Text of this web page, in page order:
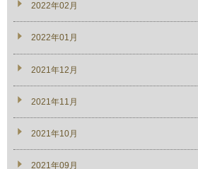
2022年02月
2022年01月
2021年12月
2021年11月
2021年10月
2021年09月